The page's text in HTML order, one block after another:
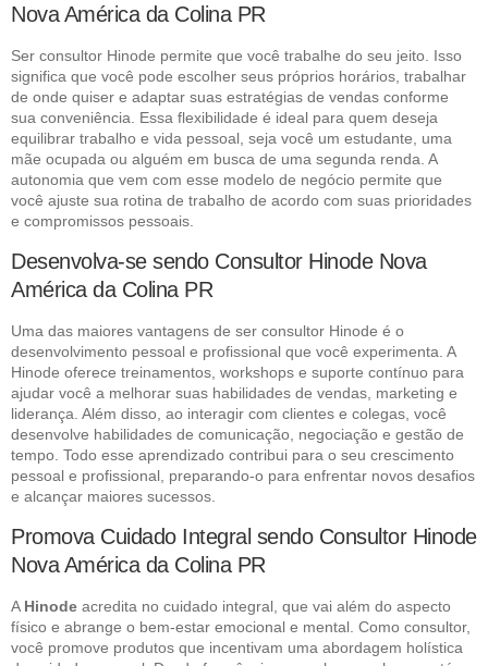
Nova América da Colina PR
Ser consultor Hinode permite que você trabalhe do seu jeito. Isso
significa que você pode escolher seus próprios horários, trabalhar
de onde quiser e adaptar suas estratégias de vendas conforme
sua conveniência. Essa flexibilidade é ideal para quem deseja
equilibrar trabalho e vida pessoal, seja você um estudante, uma
mãe ocupada ou alguém em busca de uma segunda renda. A
autonomia que vem com esse modelo de negócio permite que
você ajuste sua rotina de trabalho de acordo com suas prioridades
e compromissos pessoais.
Desenvolva-se sendo Consultor Hinode Nova
América da Colina PR
Uma das maiores vantagens de ser consultor Hinode é o
desenvolvimento pessoal e profissional que você experimenta. A
Hinode oferece treinamentos, workshops e suporte contínuo para
ajudar você a melhorar suas habilidades de vendas, marketing e
liderança. Além disso, ao interagir com clientes e colegas, você
desenvolve habilidades de comunicação, negociação e gestão de
tempo. Todo esse aprendizado contribui para o seu crescimento
pessoal e profissional, preparando-o para enfrentar novos desafios
e alcançar maiores sucessos.
Promova Cuidado Integral sendo Consultor Hinode
Nova América da Colina PR
A Hinode acredita no cuidado integral, que vai além do aspecto
físico e abrange o bem-estar emocional e mental. Como consultor,
você promove produtos que incentivam uma abordagem holística